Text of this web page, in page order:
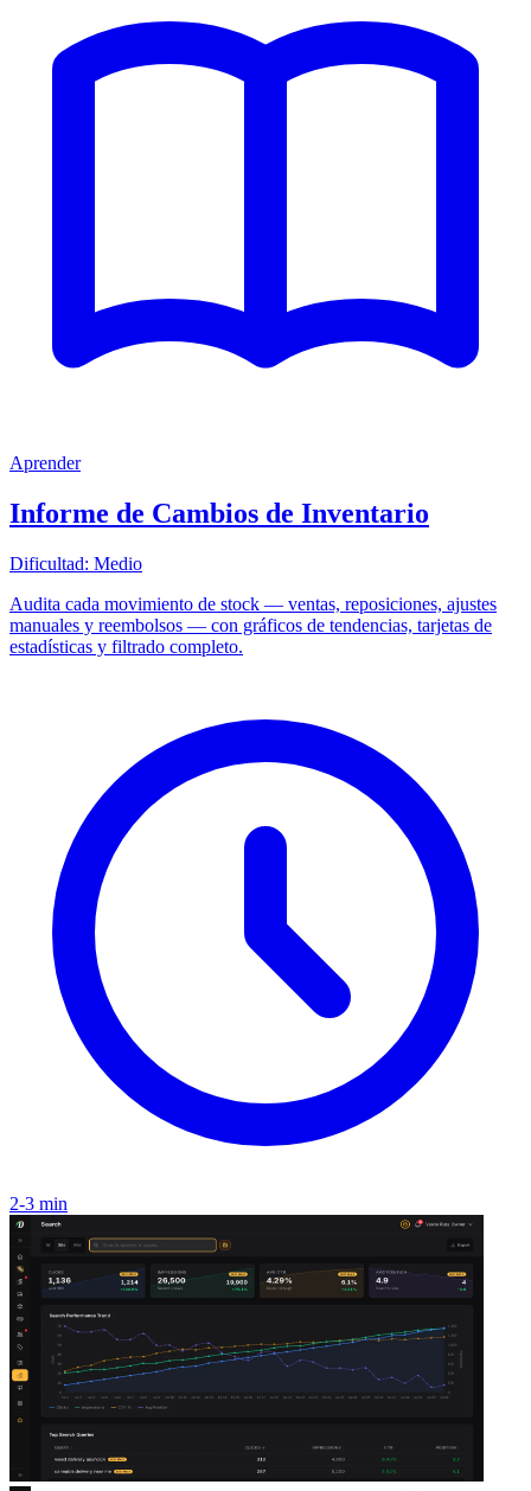
Aprender
Informe de Cambios de Inventario
Dificultad: Medio
Audita cada movimiento de stock — ventas, reposiciones, ajustes
manuales y reembolsos — con gráficos de tendencias, tarjetas de
estadísticas y filtrado completo.
2-3 min